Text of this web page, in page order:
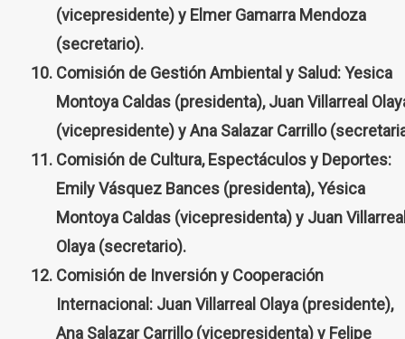
(vicepresidente) y Elmer Gamarra Mendoza
(secretario).
Comisión de Gestión Ambiental y Salud: Yesica
Montoya Caldas (presidenta), Juan Villarreal
(vicepresidente) y Ana Salazar Carrillo
Comisión de Cultura, Espectáculos y Deportes:
Emily Vásquez Bances (presidenta), Yésica
Montoya Caldas (vicepresidenta) y Juan
Olaya (secretario).
Comisión de Inversión y Cooperación
Internacional: Juan Villarreal Olaya (presidente),
Ana Salazar Carrillo (vicepresidenta) y Felipe